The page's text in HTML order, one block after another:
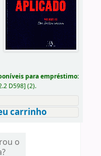
para empréstimo:
D598] (2).
carrinho
o